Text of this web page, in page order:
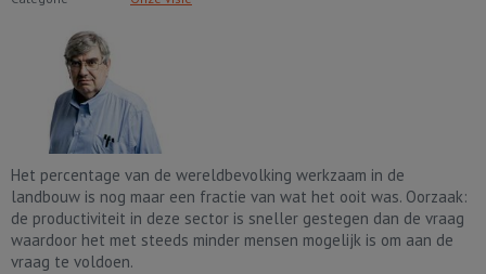
Het percentage van de wereldbevolking werkzaam in de
landbouw is nog maar een fractie van wat het ooit was. Oorzaak:
de productiviteit in deze sector is sneller gestegen dan de vraag
waardoor het met steeds minder mensen mogelijk is om aan de
vraag te voldoen.